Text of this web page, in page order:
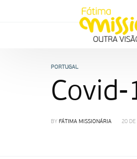
PORTUGAL
BY FÁTIMA MISSIONÁRIA 20 DE